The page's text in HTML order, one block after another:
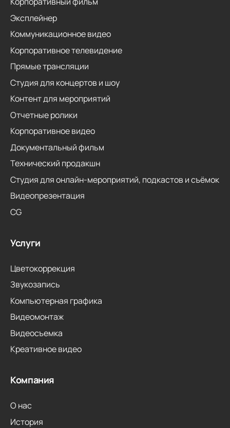
Эксплейнер
Коммуникационное видео
Корпоративное телевидение
Прямые трансляции
Студия для концертов и шоу
Контент для мероприятий
Отчетные ролики
Корпоративное видео
Документальный фильм
Технический продакшн
Студия для онлайн-мероприятий, подкастов и съёмок
Видеопрезентация
CG
Услуги
Цветокоррекция
Звукозапись
Компьютерная графика
Видеомонтаж
Видеосъемка
Креативное видео
Компания
О нас
История